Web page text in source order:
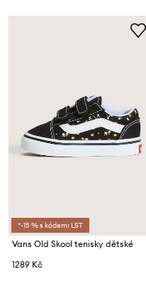
*-15 % s kódem: LST
Vans Old Skool tenisky dětské
1289 Kč